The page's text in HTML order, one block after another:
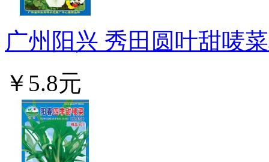
广州阳兴 秀田圆叶甜唛
￥5.8元